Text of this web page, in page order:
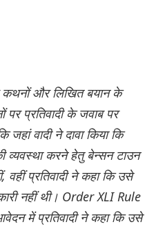
कथनों और लिखित बयान के
पर प्रतिवादी के जवाब पर
जहां वादी ने दावा किया कि
व्यवस्था करने हेतु बेन्सन टाउन
वहीं प्रतिवादी ने कहा कि उसे
नहीं थी। Order XLI Rule
में प्रतिवादी ने कहा कि उसे